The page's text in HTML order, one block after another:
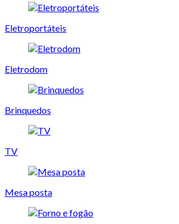
Eletroportáteis
Eletrodom
Brinquedos
TV
Mesa posta